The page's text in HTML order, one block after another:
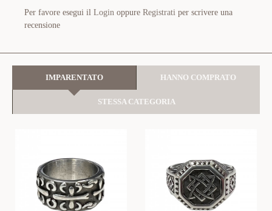
Per favore esegui il Login oppure Registrati per scrivere una
recensione
IMPARENTATO HANNO COMPRATO
STESSA CATEGORIA